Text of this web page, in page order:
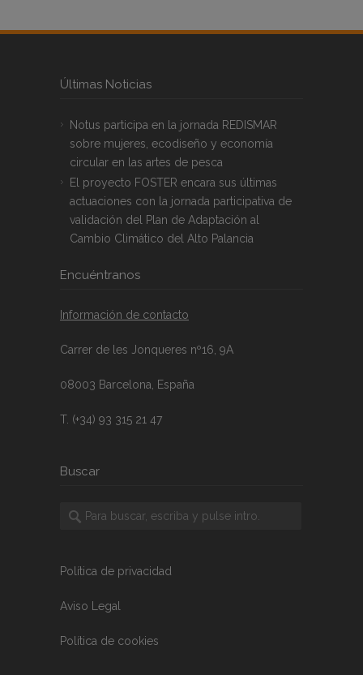
Últimas Noticias
Notus participa en la jornada REDISMAR
sobre mujeres, ecodiseño y economía
circular en las artes de pesca
El proyecto FOSTER encara sus últimas
actuaciones con la jornada participativa de
validación del Plan de Adaptación al
Cambio Climático del Alto Palancia
Encuéntranos
Información de contacto
Carrer de les Jonqueres nº16, 9A
08003 Barcelona, España
T. (+34) 93 315 21 47
Buscar
Política de privacidad
Aviso Legal
Política de cookies